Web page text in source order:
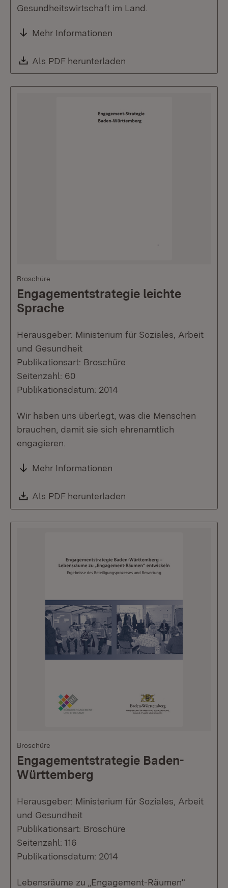
Gesundheitswirtschaft im Land.
Mehr Informationen
Download:
Als PDF herunterladen
Broschüre
Engagementstrategie leichte
Sprache
Herausgeber: Ministerium für Soziales, Arbeit
und Gesundheit
Publikationsart: Broschüre
Seitenzahl: 60
Publikationsdatum: 2014
Wir haben uns überlegt, was die Menschen
brauchen, damit sie sich ehrenamtlich
engagieren.
Mehr Informationen
Download:
Als PDF herunterladen
Broschüre
Engagementstrategie Baden-
Württemberg
Herausgeber: Ministerium für Soziales, Arbeit
und Gesundheit
Publikationsart: Broschüre
Seitenzahl: 116
Publikationsdatum: 2014
Lebensräume zu „Engagement-Räumen“